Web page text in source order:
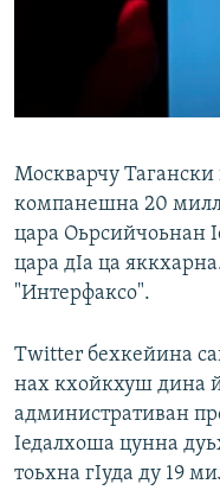
Москварчу
компанешна 20
цара Оьрсийчоьнан
цара дIа ца
"Интерфаксо".
Twitter бехкейина
нах кхойкхуш дина
административан
Iедалхоша цунна
тоьхна гIуда ду 19